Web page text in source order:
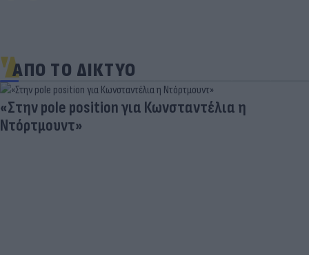
ΑΠΟ ΤΟ ΔΙΚΤΥΟ
«Στην pole position για Κωνσταντέλια η
Ντόρτμουντ»